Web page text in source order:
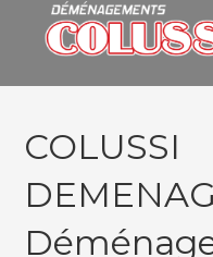
COLUSSI